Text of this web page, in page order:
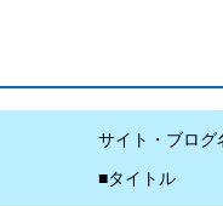
サイト・ブログ
■タイトル